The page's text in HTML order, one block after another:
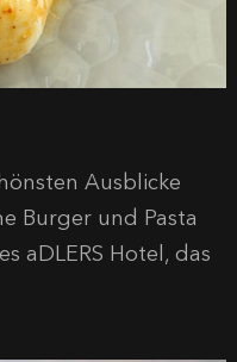
Ausblicke
Burger und Pasta
aDLERS Hotel, das